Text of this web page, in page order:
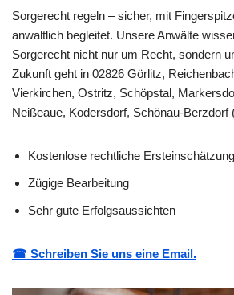
Sorgerecht regeln – sicher, mit
anwaltlich begleitet. Unsere Anwälte
Sorgerecht nicht nur um Recht, sondern
Zukunft geht in 02826 Görlitz,
Vierkirchen, Ostritz, Schöpstal,
Neißeaue, Kodersdorf, Schönau-Berzdorf
Kostenlose rechtliche
Zügige Bearbeitung
Sehr gute Erfolgsaussichten
☎ Schreiben Sie uns eine Email.